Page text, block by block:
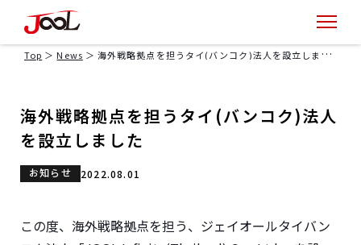
Top News 海外戦略拠点を担うタイ(バンコク)法人を設立しました
海外戦略拠点を担うタイ(バンコク)法人
を設立しました
お知らせ 2022.08.01
この度、海外戦略拠点を担う、ジェイオールタイバン